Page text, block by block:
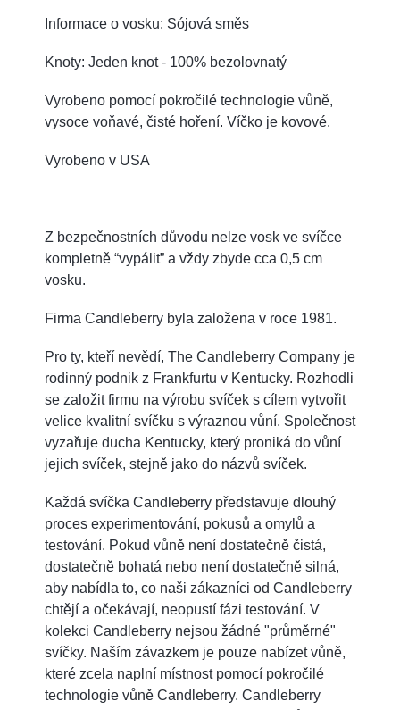
Informace o vosku: Sójová směs
Knoty: Jeden knot - 100% bezolovnatý
Vyrobeno pomocí pokročilé technologie vůně,
vysoce voňavé, čisté hoření. Víčko je kovové.
Vyrobeno v USA
Z bezpečnostních důvodu nelze vosk ve svíčce
kompletně “vypálit” a vždy zbyde cca 0,5 cm
vosku.
Firma Candleberry byla založena v roce 1981.
Pro ty, kteří nevědí, The Candleberry Company je
rodinný podnik z Frankfurtu v Kentucky. Rozhodli
se založit firmu na výrobu svíček s cílem vytvořit
velice kvalitní svíčku s výraznou vůní. Společnost
vyzařuje ducha Kentucky, který proniká do vůní
jejich svíček, stejně jako do názvů svíček.
Každá svíčka Candleberry představuje dlouhý
proces experimentování, pokusů a omylů a
testování. Pokud vůně není dostatečně čistá,
dostatečně bohatá nebo není dostatečně silná,
aby nabídla to, co naši zákazníci od Candleberry
chtějí a očekávají, neopustí fázi testování. V
kolekci Candleberry nejsou žádné "průměrné"
svíčky. Naším závazkem je pouze nabízet vůně,
které zcela naplní místnost pomocí pokročilé
technologie vůně Candleberry. Candleberry